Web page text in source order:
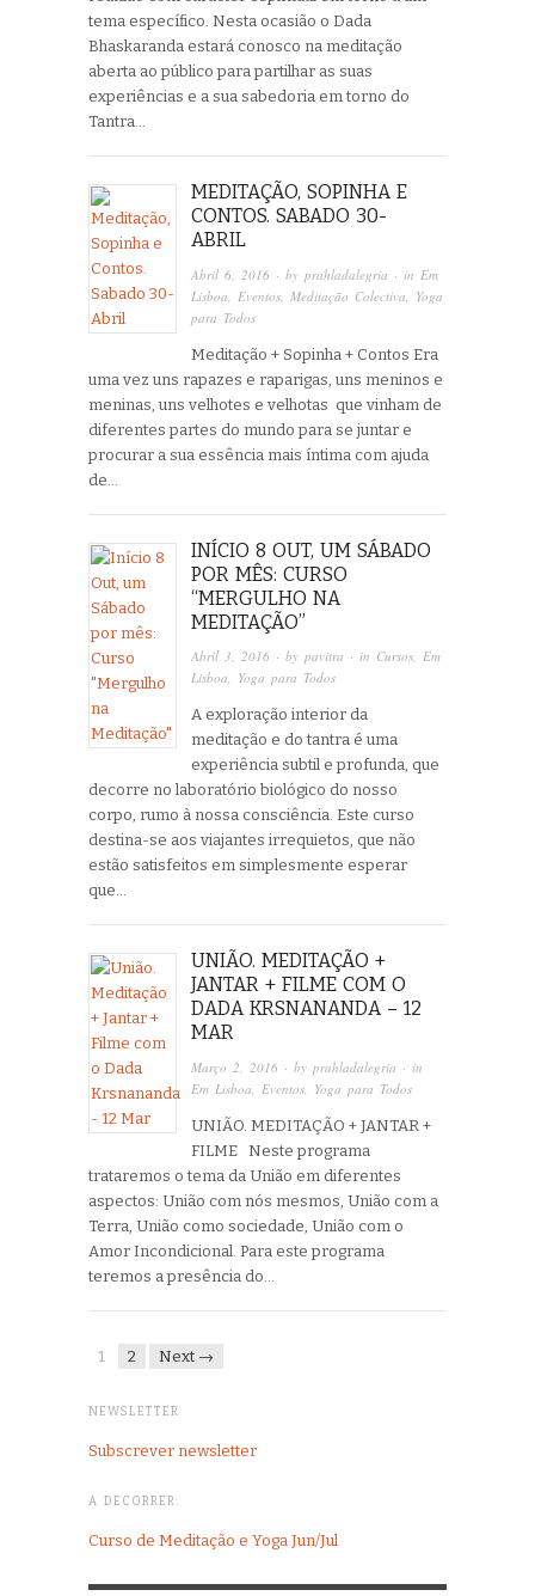
tema específico. Nesta ocasião o Dada
Bhaskaranda estará conosco na meditação
aberta ao público para partilhar as suas
experiências e a sua sabedoria em torno do
Tantra…
MEDITAÇÃO, SOPINHA E
CONTOS. SABADO 30-
ABRIL
Abril 6, 2016 · byprahladalegria · in Em
Lisboa
Eventos Meditação Colectiva
Yoga
para Todos
Meditação + Sopinha + Contos Era
uma vez uns rapazes e raparigas, uns meninos e
meninas, uns velhotes e velhotas que vinham de
diferentes partes do mundo para se juntar e
procurar a sua essência mais íntima com ajuda
de…
INÍCIO 8 OUT, UM SÁBADO
POR MÊS: CURSO
“MERGULHO NA
MEDITAÇÃO”
Abril 3, 2016 · bypavitra · in Cursos,Em
Lisboa, Yoga para Todos
A exploração interior da
meditação e do tantra é uma
experiência subtil e profunda, que
decorre no laboratório biológico do nosso
corpo, rumo à nossa consciência. Este curso
destina-se aos viajantes irrequietos, que não
estão satisfeitos em simplesmente esperar
que…
UNIÃO. MEDITAÇÃO +
JANTAR + FILME COM O
DADA KRSNANANDA – 12
MAR
Março 2, 2016 · byprahladalegria · in
Em Lisboa
Eventos Yoga para Todos
UNIÃO. MEDITAÇÃO + JANTAR +
FILME Neste programa
trataremos o tema da União em diferentes
aspectos: União com nós mesmos, União com a
Terra, União como sociedade, União com o
Amor Incondicional. Para este programa
teremos a presência do…
1 2 Next →
NEWSLETTER
Subscrever newsletter
A DECORRER:
Curso de Meditação e Yoga Jun/Jul